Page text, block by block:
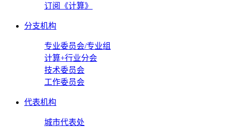
订阅《计算》
分支机构
专业委员会/专业组
计算+行业分会
技术委员会
工作委员会
代表机构
城市代表处